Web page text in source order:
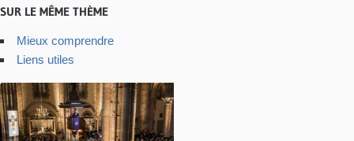
SUR LE MÊME THÈME
Mieux comprendre
Liens utiles